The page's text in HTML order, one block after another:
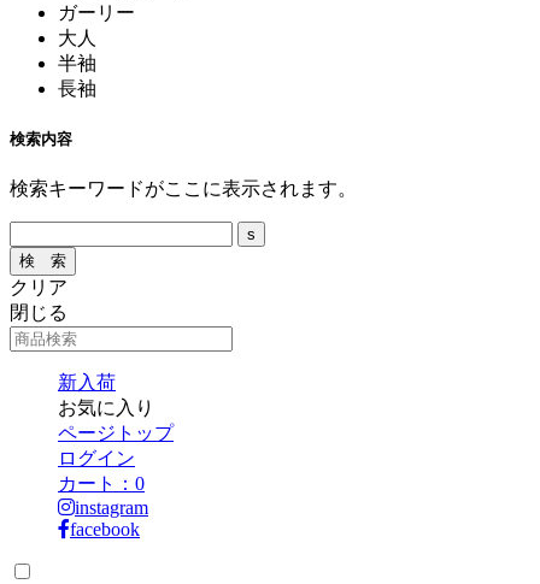
ガーリー
大人
半袖
長袖
検索内容
検索キーワードがここに表示されます。
クリア
閉じる
新入荷
お気に入り
ページトップ
ログイン
カート： 0
instagram
facebook